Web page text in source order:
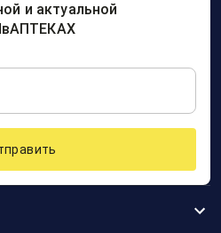
и актуальной